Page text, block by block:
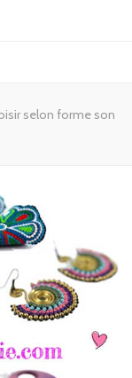
selon forme son